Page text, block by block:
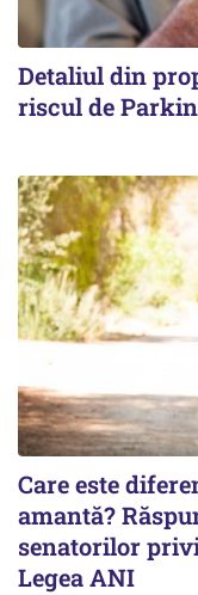
Detaliul din
riscul de
Care este
amantă?
senatorilor
Legea ANI